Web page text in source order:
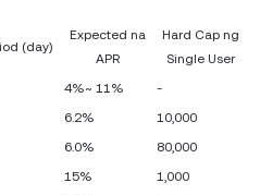
(day)
Expected na
APR
Hard Cap ng
Single User
4%~ 11%
-
6.2%
10,000
6.0%
80,000
15%
1,000